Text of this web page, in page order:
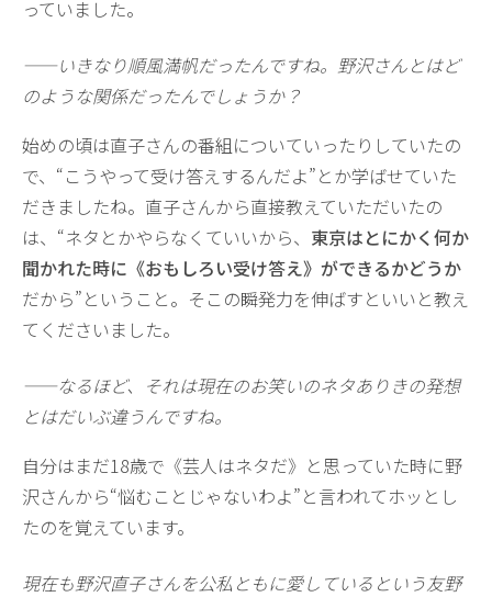
っていました。
——いきなり順風満帆だったんですね。野沢さんとはど
のような関係だったんでしょうか？
始めの頃は直子さんの番組についていったりしていたの
で、“こうやって受け答えするんだよ”とか学ばせていた
だきましたね。直子さんから直接教えていただいたの
は、“ネタとかやらなくていいから、 東京はとにかく何か
聞かれた時に《おもしろい受け答え》ができるかどうか
だから”ということ。そこの瞬発力を伸ばすといいと教え
てくださいました。
——なるほど、それは現在のお笑いのネタありきの発想
とはだいぶ違うんですね。
自分はまだ18歳で《芸人はネタだ》と思っていた時に野
沢さんから“悩むことじゃないわよ”と言われてホッとし
たのを覚えています。
現在も野沢直子さんを公私ともに愛しているという友野